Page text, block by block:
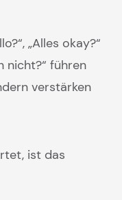
„Alles okay?“
nicht?“ führen
verstärken
ist das